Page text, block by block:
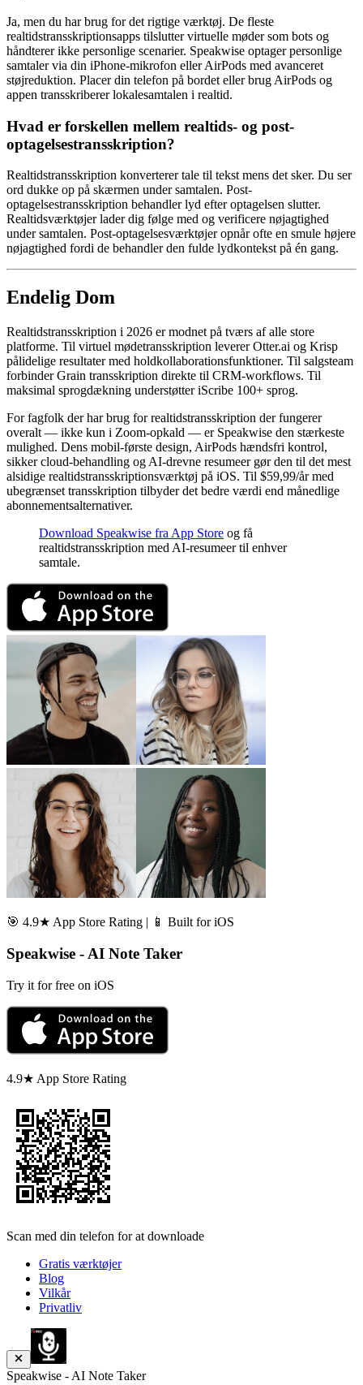
Ja, men du har brug for det rigtige værktøj. De fleste
realtidstransskriptionsapps tilslutter virtuelle møder som bots og
håndterer ikke personlige scenarier. Speakwise optager personlige
samtaler via din iPhone-mikrofon eller AirPods med avanceret
støjreduktion. Placer din telefon på bordet eller brug AirPods og
appen transskriberer lokalesamtalen i realtid.
Hvad er forskellen mellem realtids- og post-
optagelsestransskription?
Realtidstransskription konverterer tale til tekst mens det sker. Du ser
ord dukke op på skærmen under samtalen. Post-
optagelsestransskription behandler lyd efter optagelsen slutter.
Realtidsværktøjer lader dig følge med og verificere nøjagtighed
under samtalen. Post-optagelsesværktøjer opnår ofte en smule højere
nøjagtighed fordi de behandler den fulde lydkontekst på én gang.
Endelig Dom
Realtidstransskription i 2026 er modnet på tværs af alle store
platforme. Til virtuel mødetransskription leverer Otter.ai og Krisp
pålidelige resultater med holdkollaborationsfunktioner. Til salgsteam
forbinder Grain transskription direkte til CRM-workflows. Til
maksimal sprogdækning understøtter iScribe 100+ sprog.
For fagfolk der har brug for realtidstransskription der fungerer
overalt — ikke kun i Zoom-opkald — er Speakwise den stærkeste
mulighed. Dens mobil-første design, AirPods hændsfri kontrol,
sikker cloud-behandling og AI-drevne resumeer gør den til det mest
alsidige realtidstransskriptionsværktøj på iOS. Til $59,99/år med
ubegrænset transskription tilbyder det bedre værdi end månedlige
abonnementsalternativer.
Download Speakwise fra App Store og få
realtidstransskription med AI-resumeer til enhver
samtale.
🎯 4.9★ App Store Rating | 📱 Built for iOS
Speakwise - AI Note Taker
Try it for free on iOS
4.9★ App Store Rating
Scan med din telefon for at downloade
Gratis værktøjer
Blog
Vilkår
Privatliv
Speakwise - AI Note Taker